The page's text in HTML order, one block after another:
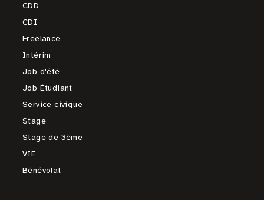
CDD
CDI
Freelance
Intérim
Job d'été
Job Étudiant
Service civique
Stage
Stage de 3ème
VIE
Bénévolat